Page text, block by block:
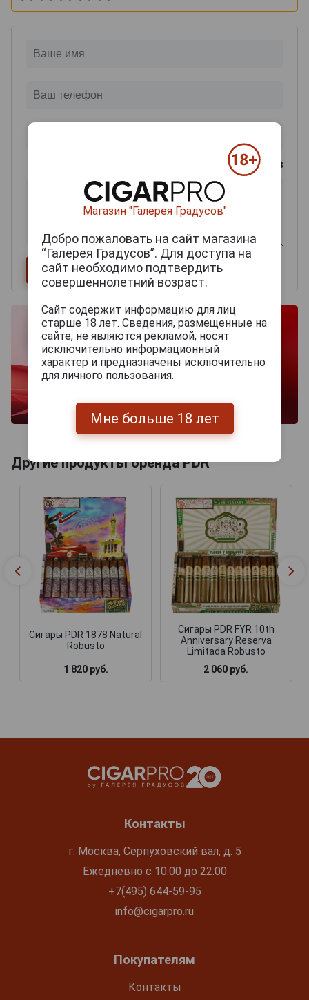
из 2000 знаков
Другие продукты бренда PDR
Сигары PDR 1878 Natural
Robusto
1 820 руб.
Сигары PDR FYR 10th
Anniversary Reserva
Limitada Robusto
2 060 руб.
Контакты
г. Москва, Серпуховский вал, д. 5
Ежедневно с 10:00 до 22:00
+7(495) 644-59-95
info@cigarpro.ru
Покупателям
Контакты
Магазин "Галерея Градусов"
Добро пожаловать на сайт магазина
“Галерея Градусов”. Для доступа на
сайт необходимо подтвердить
совершеннолетний возраст.
Сайт содержит информацию для лиц
старше 18 лет. Сведения, размещенные на
сайте, не являются рекламой, носят
исключительно информационный
характер и предназначены исключительно
для личного пользования.
Мне больше 18 лет